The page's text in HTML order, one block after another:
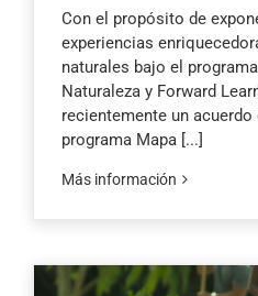
Con el propósito de
experiencias
naturales bajo el
Naturaleza y Forward
recientemente un acuerdo
programa Mapa [...]
Más información